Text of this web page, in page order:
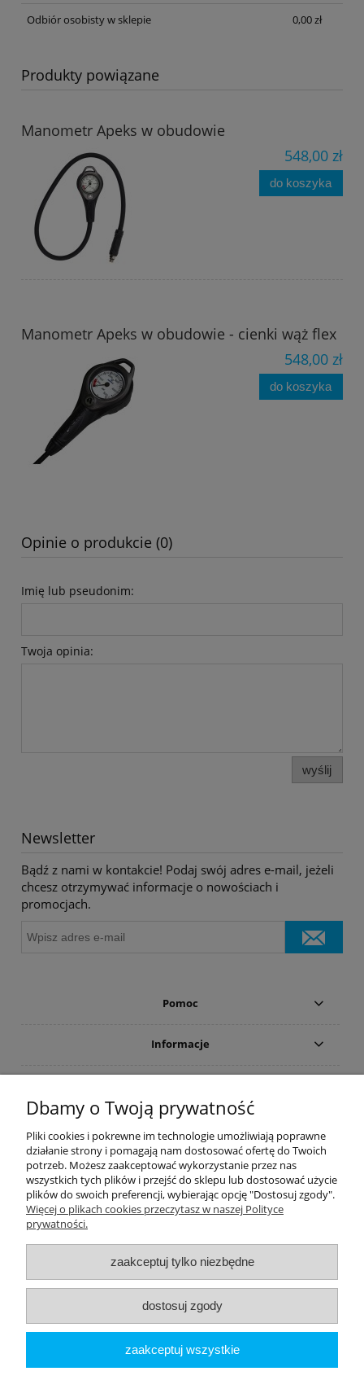
Odbiór osobisty w sklepie 0,00 zł
Produkty powiązane
Manometr Apeks w obudowie
548,00 zł
do koszyka
Manometr Apeks w obudowie - cienki wąż flex
548,00 zł
do koszyka
Opinie o produkcie (0)
Imię lub pseudonim:
Twoja opinia:
wyślij
Newsletter
Bądź z nami w kontakcie! Podaj swój adres e-mail, jeżeli
chcesz otrzymywać informacje o nowościach i
promocjach.
Pomoc
Informacje
PRODUCENCI
Popularne kategorie
Dive Factory 24-aleja 29 Listopada 165-
woj. małopolskie - NIP 9452184931
tel.12 418 39 59-sklep@divefactory24.pl
pokaż pełną wersję strony
Sklep internetowy Shoper.pl
Dbamy o Twoją prywatność
Pliki cookies i pokrewne im technologie umożliwiają poprawne
działanie strony i pomagają nam dostosować ofertę do Twoich
potrzeb. Możesz zaakceptować wykorzystanie przez nas
wszystkich tych plików i przejść do sklepu lub dostosować użycie
plików do swoich preferencji, wybierając opcję "Dostosuj zgody".
Więcej o plikach cookies przeczytasz w naszej Polityce
prywatności.
zaakceptuj tylko niezbędne
dostosuj zgody
zaakceptuj wszystkie